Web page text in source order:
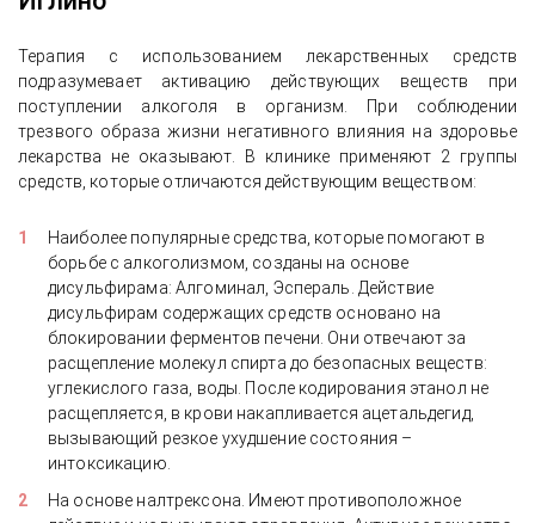
Терапия с использованием лекарственных средств
подразумевает активацию действующих веществ при
поступлении алкоголя в организм. При соблюдении
трезвого образа жизни негативного влияния на здоровье
лекарства не оказывают. В клинике применяют 2 группы
средств, которые отличаются действующим веществом:
Наиболее популярные средства, которые помогают в
борьбе с алкоголизмом, созданы на основе
дисульфирама: Алгоминал, Эспераль. Действие
дисульфирам содержащих средств основано на
блокировании ферментов печени. Они отвечают за
расщепление молекул спирта до безопасных веществ:
углекислого газа, воды. После кодирования этанол не
расщепляется, в крови накапливается ацетальдегид,
вызывающий резкое ухудшение состояния –
интоксикацию.
На основе налтрексона. Имеют противоположное